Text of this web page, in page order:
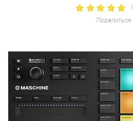
Поделиться